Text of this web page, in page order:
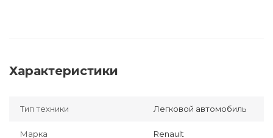
Характеристики
Тип техники Легковой автомобиль
Марка Renault